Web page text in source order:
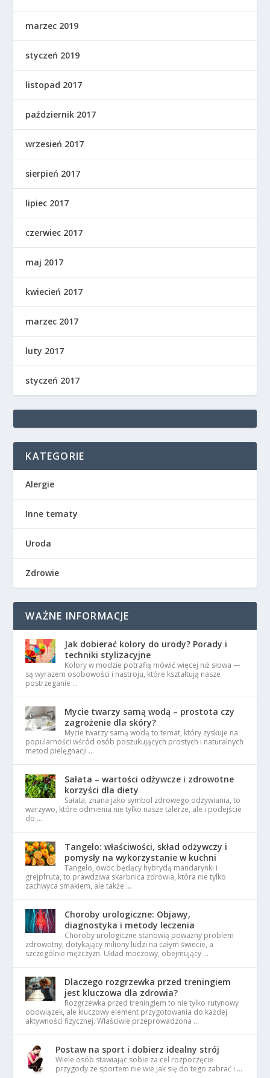
marzec 2019
styczeń 2019
listopad 2017
październik 2017
wrzesień 2017
sierpień 2017
lipiec 2017
czerwiec 2017
maj 2017
kwiecień 2017
marzec 2017
luty 2017
styczeń 2017
KATEGORIE
Alergie
Inne tematy
Uroda
Zdrowie
WAŻNE INFORMACJE
Jak dobierać kolory do urody? Porady i
techniki stylizacyjne
Kolory w modzie potrafią mówić więcej niż słowa —
są wyrazem osobowości i nastroju, które kształtują nasze
postrzeganie …
Mycie twarzy samą wodą – prostota czy
zagrożenie dla skóry?
Mycie twarzy samą wodą to temat, który zyskuje na
popularności wśród osób poszukujących prostych i naturalnych
metod pielęgnacji …
Sałata – wartości odżywcze i zdrowotne
korzyści dla diety
Sałata, znana jako symbol zdrowego odżywiania, to
warzywo, które odmienia nie tylko nasze talerze, ale i podejście
do …
Tangelo: właściwości, skład odżywczy i
pomysły na wykorzystanie w kuchni
Tangelo, owoc będący hybrydą mandarynki i
grejpfruta, to prawdziwa skarbnica zdrowia, która nie tylko
zachwyca smakiem, ale także …
Choroby urologiczne: Objawy,
diagnostyka i metody leczenia
Choroby urologiczne stanowią poważny problem
zdrowotny, dotykający miliony ludzi na całym świecie, a
szczególnie mężczyzn. Układ moczowy, obejmujący …
Dlaczego rozgrzewka przed treningiem
jest kluczowa dla zdrowia?
Rozgrzewka przed treningiem to nie tylko rutynowy
obowiązek, ale kluczowy element przygotowania do każdej
aktywności fizycznej. Właściwie przeprowadzona …
Postaw na sport i dobierz idealny strój
Wiele osób stawiając sobie za cel rozpoczęcie
przygody ze sportem nie wie jak się do tego zabrać i …